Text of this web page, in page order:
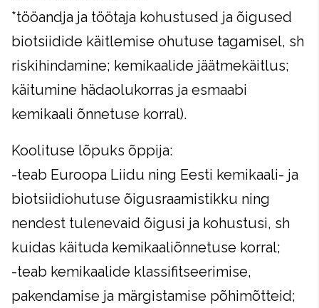
*tööandja ja töötaja kohustused ja õigused
biotsiidide käitlemise ohutuse tagamisel, sh
riskihindamine; kemikaalide jäätmekäitlus;
käitumine hädaolukorras ja esmaabi
kemikaali õnnetuse korral).
Koolituse lõpuks õppija:
-teab Euroopa Liidu ning Eesti kemikaali- ja
biotsiidiohutuse õigusraamistikku ning
nendest tulenevaid õigusi ja kohustusi, sh
kuidas käituda kemikaaliõnnetuse korral;
-teab kemikaalide klassifitseerimise,
pakendamise ja märgistamise põhimõtteid;